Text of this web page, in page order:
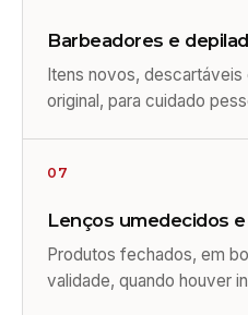
Barbeadores e
Itens novos, descartáveis
original, para cuidado
07
Lenços umedecidos
Produtos fechados, em
validade, quando houver